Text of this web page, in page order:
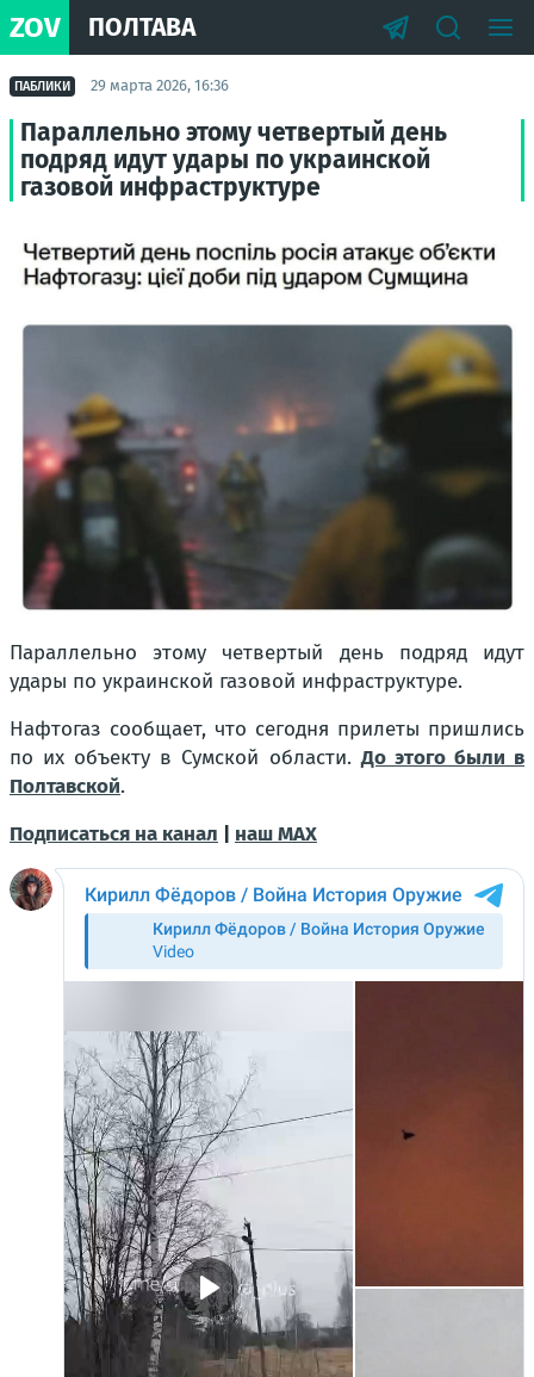
ZOV ПОЛТАВА
ПАБЛИКИ 29 марта 2026, 16:36
Параллельно этому четвертый день
подряд идут удары по украинской
газовой инфраструктуре
Параллельно этому четвертый день подряд идут
удары по украинской газовой инфраструктуре.
Нафтогаз сообщает, что сегодня прилеты пришлись
по их объекту в Сумской области.До этого были в
Полтавской.
Подписаться на канал
наш МАХ